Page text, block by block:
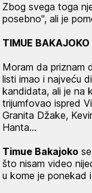
Zbog svega toga
posebno", ali je
TIMUE BAKAJOKO
Moram da priznam
listi imao i najveću
kandidata, ali je na
trijumfovao ispred
Granita Džake,
Hanta…
Timue Bakajoko
što nisam video
u kome je ponekad